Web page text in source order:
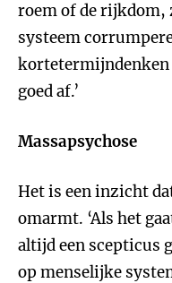
roem of de rijkdom,
systeem
kortetermijndenken
goed af.’
Massapsychose
Het is een inzicht
omarmt. ‘Als het
altijd een scepticus
op menselijke